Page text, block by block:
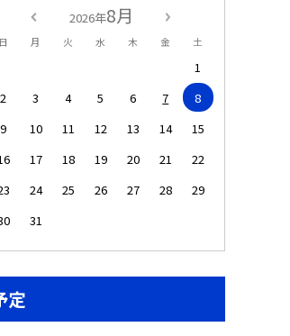
2026年8月
日 月 火 水 木 金 土
1
2
3 4 5 6 7
8
9
10 11 12 13 14
15
17 18 19 20 21
22
24 25 26 27 28
29
31
定